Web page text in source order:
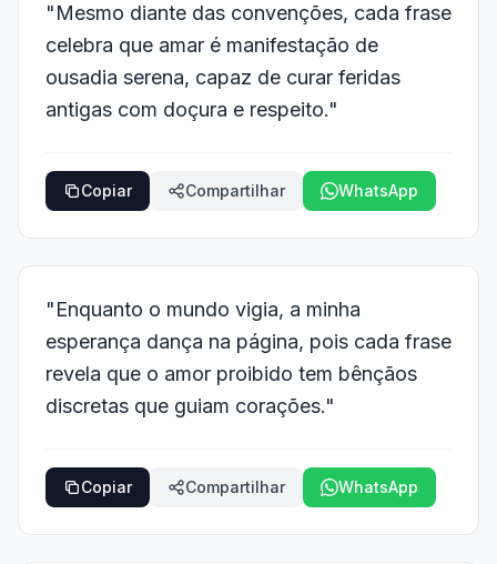
"Mesmo diante das convenções, cada frase
celebra que amar é manifestação de
ousadia serena, capaz de curar feridas
antigas com doçura e respeito."
Copiar Compartilhar WhatsApp
"Enquanto o mundo vigia, a minha
esperança dança na página, pois cada frase
revela que o amor proibido tem bênçãos
discretas que guiam corações."
Copiar Compartilhar WhatsApp